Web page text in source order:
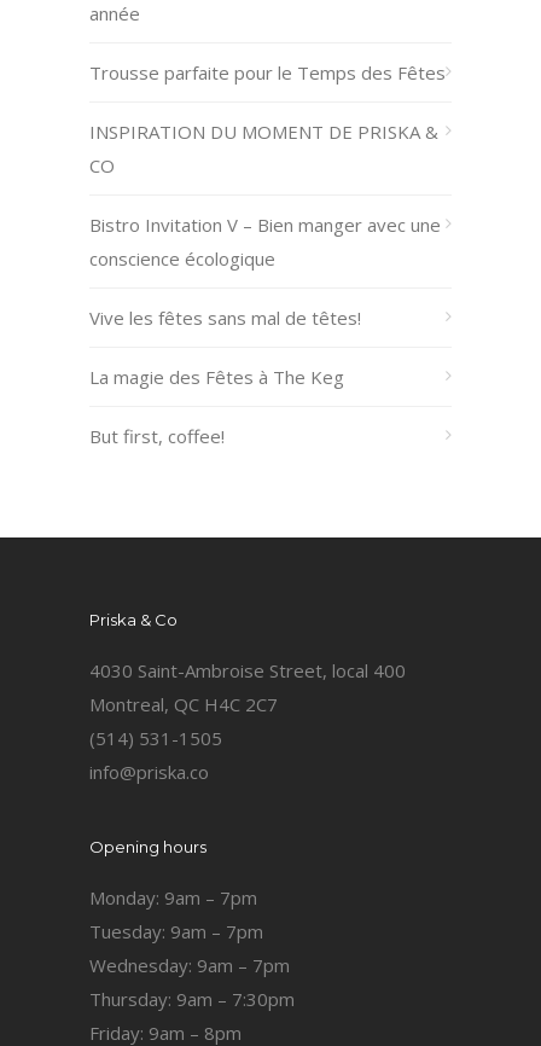
année
Trousse parfaite pour le Temps des Fêtes
INSPIRATION DU MOMENT DE PRISKA &
CO
Bistro Invitation V – Bien manger avec une
conscience écologique
Vive les fêtes sans mal de têtes!
La magie des Fêtes à The Keg
But first, coffee!
Priska & Co
4030 Saint-Ambroise Street, local 400
Montreal, QC H4C 2C7
(514) 531-1505
info@priska.co
Opening hours
Monday: 9am – 7pm
Tuesday: 9am – 7pm
Wednesday: 9am – 7pm
Thursday: 9am – 7:30pm
Friday: 9am – 8pm